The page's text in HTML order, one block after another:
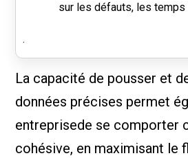
sur les défauts, les temps
.
La capacité de pousser et
données précises permet
entreprisede se comporter
cohésive, en maximisant le